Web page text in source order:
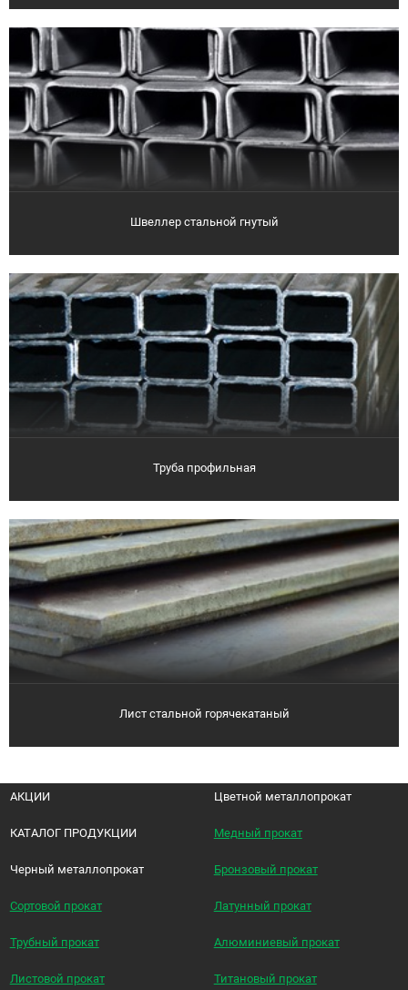
Швеллер стальной гнутый
Труба профильная
Лист стальной горячекатаный
АКЦИИ
КАТАЛОГ ПРОДУКЦИИ
Черный металлопрокат
Сортовой прокат
Трубный прокат
Листовой прокат
Цветной металлопрокат
Медный прокат
Бронзовый прокат
Латунный прокат
Алюминиевый прокат
Титановый прокат